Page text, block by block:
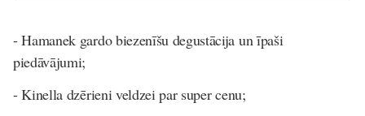
- Hamanek gardo biezenīšu degustācija un īpaši
piedāvājumi;
- Kinella dzērieni veldzei par super cenu;